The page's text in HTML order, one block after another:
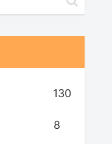
130
8